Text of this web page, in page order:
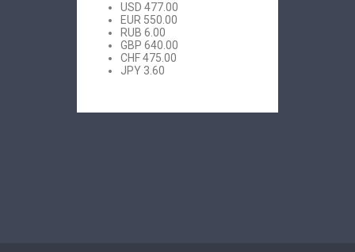
USD 477.00
EUR 550.00
RUB 6.00
GBP 640.00
CHF475.00
JPY 3.60